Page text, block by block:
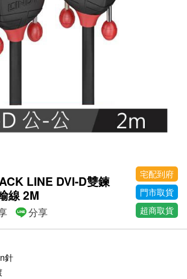
LINE DVI-D雙鍊
線 2M
宅配到府
門市取貨
超商取貨
分享
針